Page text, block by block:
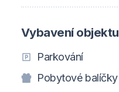
Vybavení objektu
Parkování
Pobytové balíčky